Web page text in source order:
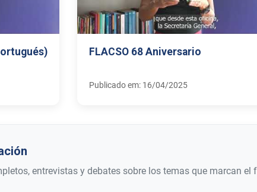
FLACSO 68 Aniversario
Publicado em: 16/04/2025
entrevistas y debates sobre los temas que marcan el